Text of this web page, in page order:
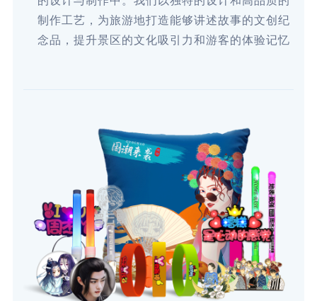
制作工艺，为旅游地打造能够讲述故事的文创纪
念品，提升景区的文化吸引力和游客的体验记忆